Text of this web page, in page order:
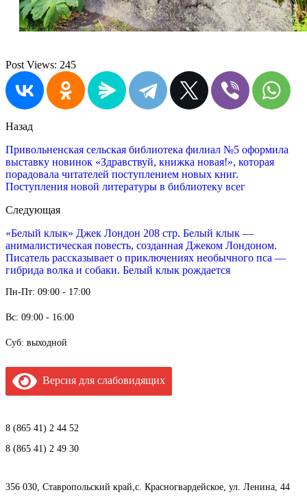
Post Views: 245
Назад
Привольненская сельская библиотека филиал №5 оформила
выставку новинок «Здравствуй, книжка новая!», которая
порадовала читателей поступлением новых книг.
Поступления новой литературы в библиотеку всег
Следующая
«Белый клык» Джек Лондон 208 стр. Белый клык —
анималистическая повесть, созданная Джеком Лондоном.
Писатель рассказывает о приключениях необычного пса —
гибрида волка и собаки. Белый клык рождается
Пн-Пт: 09:00 - 17:00
Вс: 09:00 - 16:00
Суб: выходной
Версия для слабовидящих
8 (865 41) 2 44 52
8 (865 41) 2 49 30
356 030, Ставропольский край,с. Красногвардейское, ул. Ленина, 44